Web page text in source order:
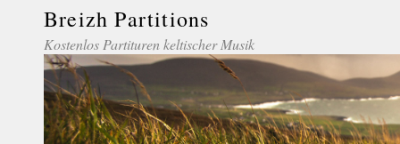
Breizh Partitions
Kostenlos Partituren keltischer Musik